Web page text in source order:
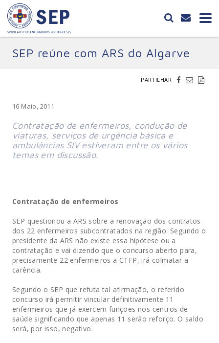
SEP reúne com ARS do Algarve
PARTILHAR
16 Maio, 2011
Contratação de enfermeiros, condução de
viaturas, serviços de urgência básica e
ambulâncias SIV estiveram entre os vários
temas em discussão.
Contratação de enfermeiros
SEP questionou a ARS sobre a renovação dos contratos
dos 22 enfermeiros subcontratados na região. Segundo o
presidente da ARS não existe essa hipótese ou a
contratação e vai dizendo que o concurso aberto para,
precisamente 22 enfermeiros a CTFP, irá colmatar a
carência.
Segundo o SEP que refuta tal afirmação, o referido
concurso irá permitir vincular definitivamente 11
enfermeiros que já exercem funções nos centros de
saúde significando que apenas 11 serão reforço. O saldo
será, por isso, negativo.